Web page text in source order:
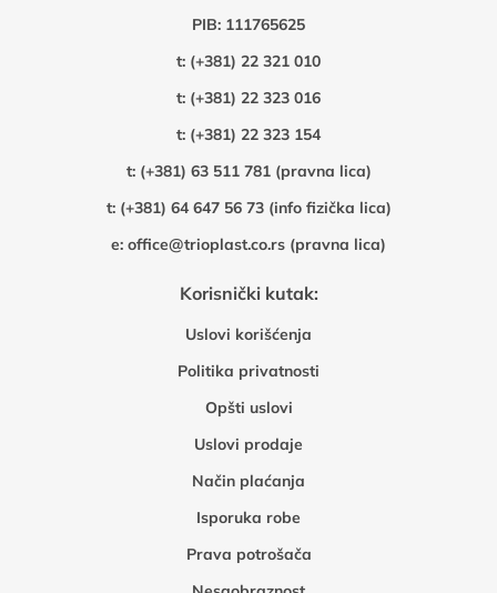
PIB: 111765625
t: (+381) 22 321 010
t: (+381) 22 323 016
t: (+381) 22 323 154
t: (+381) 63 511 781 (pravna lica)
t: (+381) 64 647 56 73 (info fizička lica)
e: office@trioplast.co.rs (pravna lica)
Korisnički kutak:
Uslovi korišćenja
Politika privatnosti
Opšti uslovi
Uslovi prodaje
Način plaćanja
Isporuka robe
Prava potrošača